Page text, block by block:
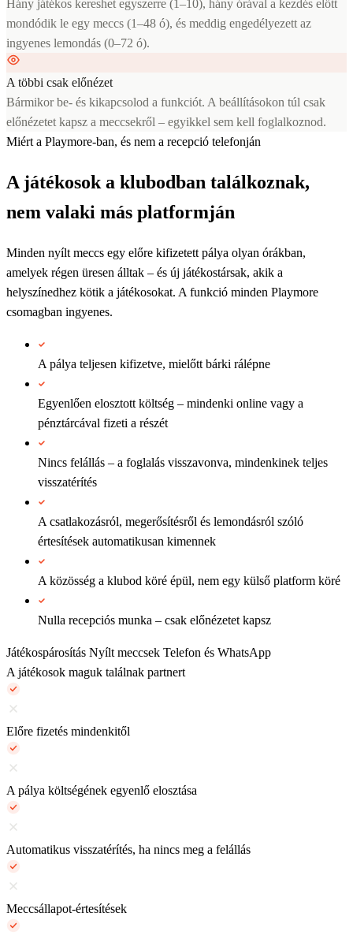
Hány játékos kereshet egyszerre (1–10), hány órával a kezdés előtt
mondódik le egy meccs (1–48 ó), és meddig engedélyezett az
ingyenes lemondás (0–72 ó).
A többi csak előnézet
Bármikor be- és kikapcsolod a funkciót. A beállításokon túl csak
előnézetet kapsz a meccsekről – egyikkel sem kell foglalkoznod.
Miért a Playmore-ban, és nem a recepció telefonján
A játékosok a klubodban találkoznak,
nem valaki más platformján
Minden nyílt meccs egy előre kifizetett pálya olyan órákban,
amelyek régen üresen álltak – és új játékostársak, akik a
helyszínedhez kötik a játékosokat. A funkció minden Playmore
csomagban ingyenes.
A pálya teljesen kifizetve, mielőtt bárki rálépne
Egyenlően elosztott költség – mindenki online vagy a
pénztárcával fizeti a részét
Nincs felállás – a foglalás visszavonva, mindenkinek teljes
visszatérítés
A csatlakozásról, megerősítésről és lemondásról szóló
értesítések automatikusan kimennek
A közösség a klubod köré épül, nem egy külső platform köré
Nulla recepciós munka – csak előnézetet kapsz
Játékospárosítás Nyílt meccsek Telefon és WhatsApp
A játékosok maguk találnak partnert
Előre fizetés mindenkitől
A pálya költségének egyenlő elosztása
Automatikus visszatérítés, ha nincs meg a felállás
Meccsállapot-értesítések